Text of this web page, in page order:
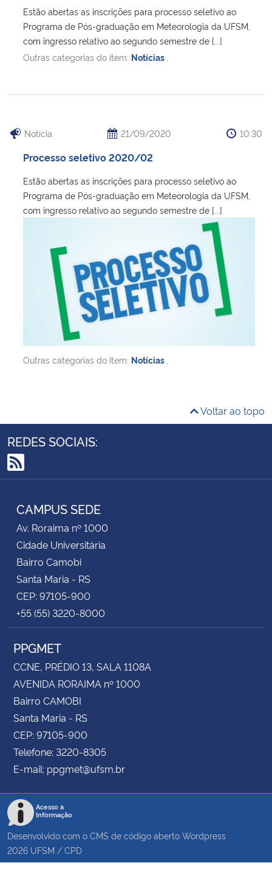
Estão abertas as inscrições para processo seletivo ao
Programa de Pós-graduação em Meteorologia da UFSM,
com ingresso relativo ao segundo semestre de [...]
Outras categorias do item: Notícias
Notícia 21/09/2020 10:30
Processo seletivo 2020/02
Estão abertas as inscrições para processo seletivo ao
Programa de Pós-graduação em Meteorologia da UFSM,
com ingresso relativo ao segundo semestre de [...]
Outras categorias do item: Notícias
Voltar ao topo
REDES SOCIAIS:
RSS
CAMPUS SEDE
Av. Roraima nº 1000
Cidade Universitária
Bairro Camobi
Santa Maria - RS
CEP: 97105-900
+55 (55) 3220-8000
PPGMET
CCNE, PRÉDIO 13, SALA 1108A
AVENIDA RORAIMA nº 1000
Bairro CAMOBI
Santa Maria - RS
CEP: 97105-900
Telefone: 3220-8305
E-mail: ppgmet@ufsm.br
Acesso à
Informação
Desenvolvido com o CMS de código aberto Wordpress
2026 UFSM / CPD